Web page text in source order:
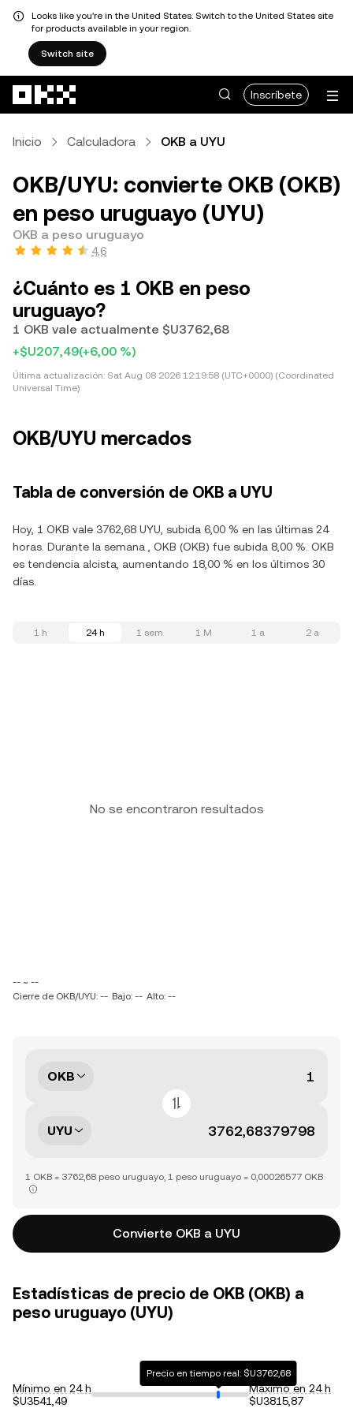
Looks like you're in the United States. Switch to the United States site
for products available in your region.
Switch site
Inscríbete
Inicio Calculadora OKB a UYU
OKB/UYU: convierte OKB (OKB)
en peso uruguayo (UYU)
OKB a peso uruguayo
4,6
¿Cuánto es 1 OKB en peso
uruguayo?
1 OKB vale actualmente $U3762,68
+$U207,49(+6,00 %)
Última actualización: Sat Aug 08 2026 12:19:58 (UTC+0000) (Coordinated
Universal Time)
OKB/UYU mercados
Tabla de conversión de OKB a UYU
Hoy, 1 OKB vale 3762,68 UYU, subida 6,00 % en las últimas 24
horas. Durante la semana , OKB (OKB) fue subida 8,00 %. OKB
es tendencia alcista, aumentando 18,00 % en los últimos 30
días.
1 h 24 h 1 sem 1 M 1 a 2 a
No se encontraron resultados
-- ~ --
Cierre de OKB/UYU: -- Bajo: -- Alto: --
OKB
UYU
1 OKB = 3762,68 peso uruguayo, 1 peso uruguayo = 0,00026577 OKB
Convierte OKB a UYU
Estadísticas de precio de OKB (OKB) a
peso uruguayo (UYU)
Mínimo en 24 h
$U3541,49
Precio en tiempo real: $U3762,68
Máximo en 24 h
$U3815,87